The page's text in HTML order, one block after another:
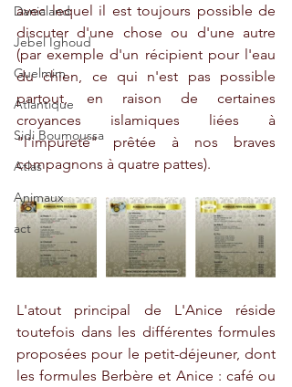
Danialand
Jebel Ighoud
Guelmim
Atlantique
Sidi Boumoussa
Atlas
Animaux
act
avec lequel il est toujours possible de
discuter d'une chose ou d'une autre
(par exemple d'un récipient pour l'eau
du chien, ce qui n'est pas possible
partout, en raison de certaines
croyances islamiques liées à
"l'impureté" prêtée à nos braves
compagnons à quatre pattes).
L'atout principal de L'Anice réside
toutefois dans les différentes formules
proposées pour le petit-déjeuner, dont
les formules Berbère et Anice : café ou